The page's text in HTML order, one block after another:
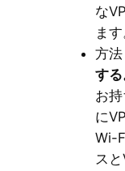
な
ます
方
する
お
に
Wi-
ス